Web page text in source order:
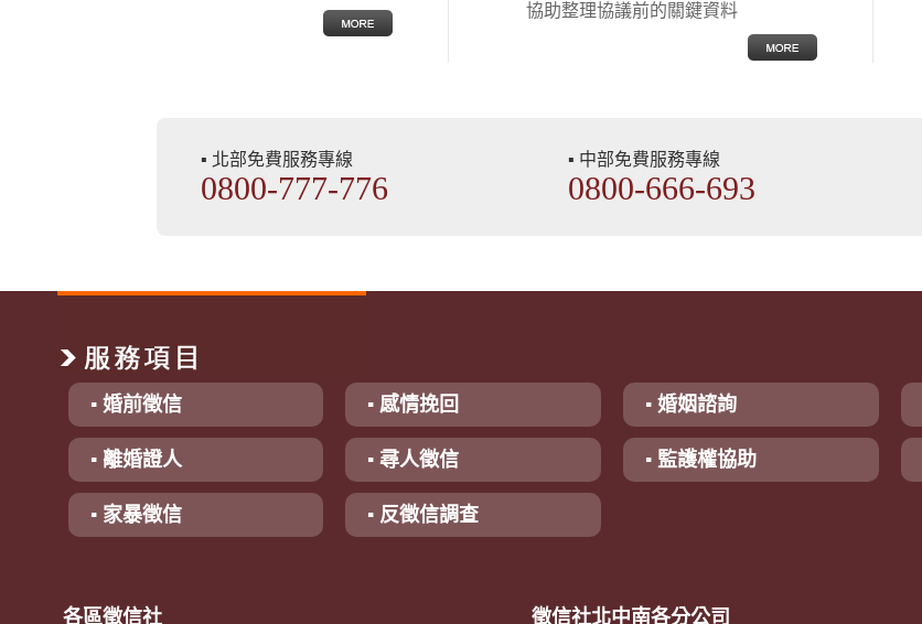
協助整理協議前的關鍵資料
▪ 北部免費服務專線
0800-777-776
▪ 中部免費服務專線
0800-666-693
▪ 婚前徵信 ▪ 感情挽回 ▪ 婚姻諮詢
▪ 離婚證人 ▪ 尋人徵信 ▪ 監護權協助
▪ 家暴徵信 ▪ 反徵信調查
各區徵信社 徵信社北中南各分公司